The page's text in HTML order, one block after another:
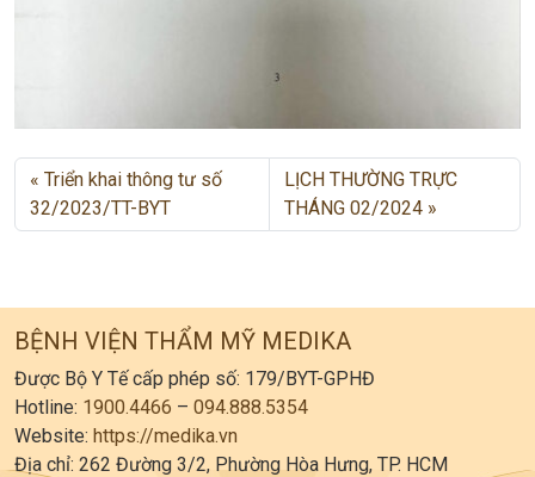
Triển khai thông tư số
32/2023/TT-BYT
LỊCH THƯỜNG TRỰC
THÁNG 02/2024
BỆNH VIỆN THẨM MỸ MEDIKA
Được Bộ Y Tế cấp phép số: 179/BYT-GPHĐ
Hotline: 1900.4466 – 094.888.5354
Website: https://medika.vn
Địa chỉ: 262 Đường 3/2, Phường Hòa Hưng, TP. HCM